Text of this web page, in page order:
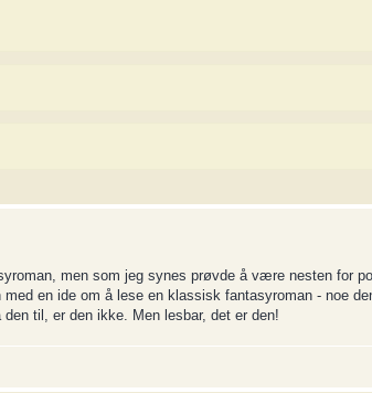
men som jeg synes prøvde å være nesten for
en ide om å lese en klassisk fantasyroman - noe
til, er den ikke. Men lesbar, det er den!